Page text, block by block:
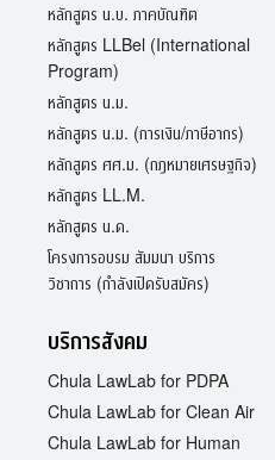
หลักสูตร น.บ. ภาคบัณฑิต
หลักสูตร LLBel (International
Program)
หลักสูตร น.ม.
หลักสูตร น.ม. (การเงิน/ภาษีอากร)
หลักสูตร ศศ.ม. (กฎหมายเศรษฐกิจ)
หลักสูตร LL.M.
หลักสูตร น.ด.
โครงการอบรม สัมมนา บริการ
วิชาการ (กำลังเปิดรับสมัคร)
บริการสังคม
Chula LawLab for PDPA
Chula LawLab for Clean Air
Chula LawLab for Human